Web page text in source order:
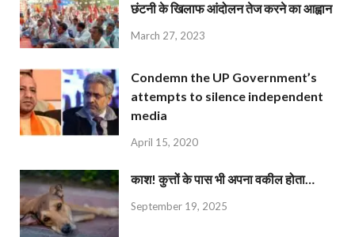
छंटनी के खिलाफ आंदोलन तेज करने का आह्वान
March 27, 2023
Condemn the UP Government’s
attempts to silence independent
media
April 15, 2020
काश! कुत्तों के पास भी अपना वकील होता…
September 19, 2025